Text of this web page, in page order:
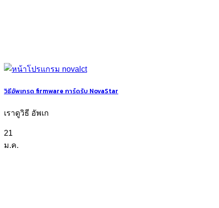
วิธีอัพเกรด firmware การ์ดรับ NovaStar
เราดูวิธี อัพเก
21
ม.ค.